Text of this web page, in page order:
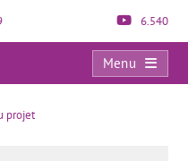
6.540
Menu
Le bilan hormonal chez l’homme: en quoi influence-t-il la fertilité masculine?
projet